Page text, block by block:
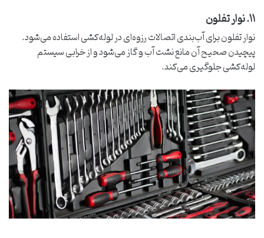
۱۱. نوار تفلون
نوار تفلون برای آب‌بندی اتصالات رزوه‌ای در لوله‌کشی استفاده می‌شود.
پیچیدن صحیح آن مانع نشت آب و گاز می‌شود و از خرابی سیستم
لوله‌کشی جلوگیری می‌کند.